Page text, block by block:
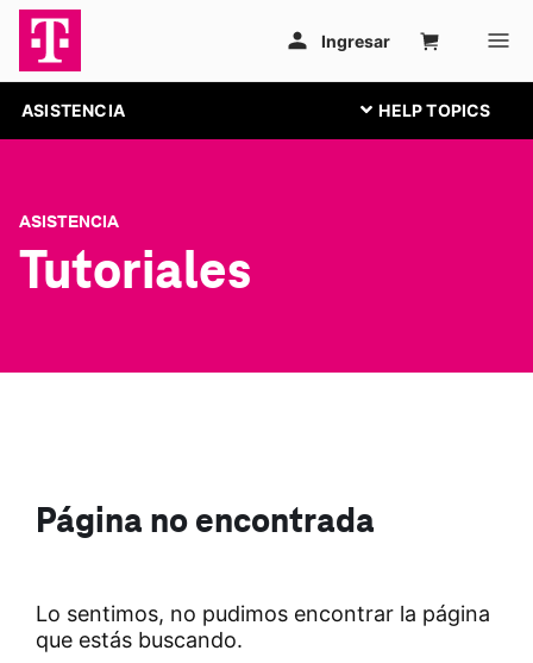
ASISTENCIA
ASISTENCIA
Tutoriales